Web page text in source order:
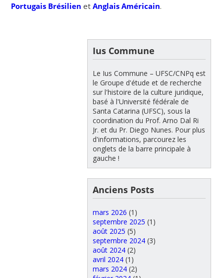
Portugais Brésilien etAnglais Américain.
Ius Commune
Le Ius Commune – UFSC/CNPq est
le Groupe d'étude et de recherche
sur l'histoire de la culture juridique,
basé à l'Université fédérale de
Santa Catarina (UFSC), sous la
coordination du Prof. Arno Dal Ri
Jr. et du Pr. Diego Nunes. Pour plus
d'informations, parcourez les
onglets de la barre principale à
gauche !
Anciens Posts
mars 2026 (1)
septembre 2025 (1)
août 2025 (5)
septembre 2024(3)
août 2024(2)
avril 2024(1)
mars 2024(2)